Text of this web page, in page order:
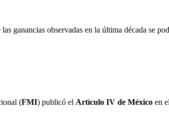
ganancias observadas en la última década se
(FMI) publicó el Artículo IV de México en